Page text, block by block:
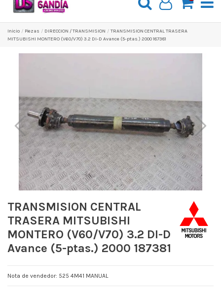
Inicio Pіezas DIRECCION / TRANSMISION
TRANSMISION CENTRAL TRASERA
MITSUBISHI MONTERO (V60/V70) 3.2 DI-D Avance (5-ptas.) 2000 187381
TRANSMISION CENTRAL
TRASERA MITSUBISHI
MONTERO (V60/V70) 3.2 DI-D
Avance (5-ptas.) 2000 187381
Nota de vendedor: 525 4M41 MANUAL